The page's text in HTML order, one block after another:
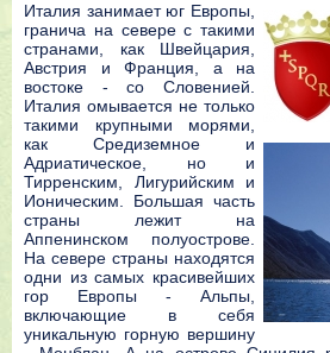
Италия занимает юг Европы,
гранича на севере с такими
странами, как Швейцария,
Австрия и Франция, а на
востоке - со Словенией.
Италия омывается не только
такими крупными морями,
как Средиземное и
Адриатическое, но и
Тирренским, Лигурийским и
Ионическим. Большая часть
страны лежит на
Аппенинском полуострове.
На севере страны находятся
одни из самых красивейших
гор Европы - Альпы,
включающие в себя
уникальную горную вершину